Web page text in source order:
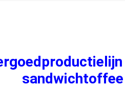
sandwichtoffee